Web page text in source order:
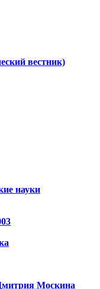
вестник)
науки
Москина